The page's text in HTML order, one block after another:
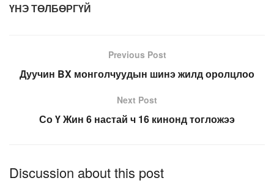
ҮНЭ ТӨЛБӨРГҮЙ
Previous Post
Дуучин BX монголчуудын шинэ жилд оролцлоо
Next Post
Со Ү Жин 6 настай ч 16 кинонд тогложээ
Discussion about this post